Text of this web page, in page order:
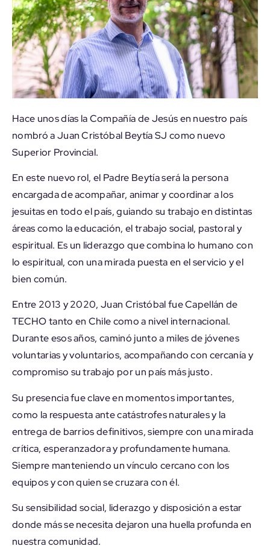
Hace unos días la Compañía de Jesús en nuestro país
nombró a Juan Cristóbal Beytía SJ como nuevo
Superior Provincial.
En este nuevo rol, el Padre Beytía será la persona
encargada de acompañar, animar y coordinar a los
jesuitas en todo el país, guiando su trabajo en distintas
áreas como la educación, el trabajo social, pastoral y
espiritual. Es un liderazgo que combina lo humano con
lo espiritual, con una mirada puesta en el servicio y el
bien común.
Entre 2013 y 2020, Juan Cristóbal fue Capellán de
TECHO tanto en Chile como a nivel internacional.
Durante esos años, caminó junto a miles de jóvenes
voluntarias y voluntarios, acompañando con cercanía y
compromiso su trabajo por un país más justo.
Su presencia fue clave en momentos importantes,
como la respuesta ante catástrofes naturales y la
entrega de barrios definitivos, siempre con una mirada
crítica, esperanzadora y profundamente humana.
Siempre manteniendo un vínculo cercano con los
equipos y con quien se cruzara con él.
Su sensibilidad social, liderazgo y disposición a estar
donde más se necesita dejaron una huella profunda en
nuestra comunidad.